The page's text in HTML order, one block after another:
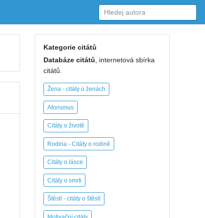
Kategorie citátů
Databáze citátů , internetová sbírka
citátů.
Žena - citáty o ženách
Aforismus
Citáty o životě
Rodina - Citáty o rodině
Citáty o lásce
Citáty o smrti
Štěstí - citáty o štěstí